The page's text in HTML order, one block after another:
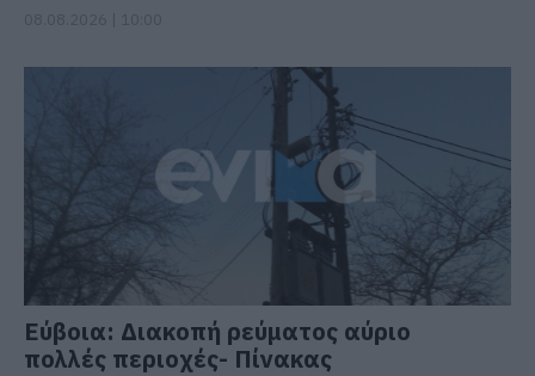
Εύβοια: Διακοπή ρεύματος αύριο
πολλές περιοχές- Πίνακας